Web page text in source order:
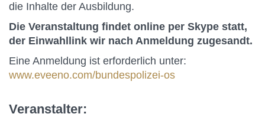
die Inhalte der Ausbildung.
Die Veranstaltung findet online per Skype statt,
der Einwahllink wir nach Anmeldung zugesandt.
Eine Anmeldung ist erforderlich unter:
www.eveeno.com/bundespolizei-os
Veranstalter